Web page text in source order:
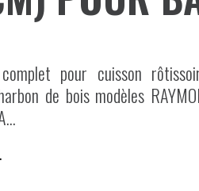
complet pour cuisson
de bois modèles